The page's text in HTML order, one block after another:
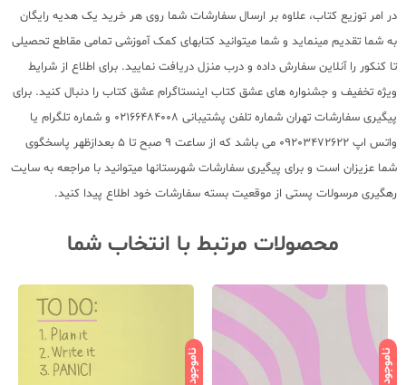
در امر توزیع کتاب، علاوه بر ارسال سفارشات شما روی هر خرید یک هدیه رایگان
به شما تقدیم مینماید و شما میتوانید کتابهای کمک آموزشی تمامی مقاطع تحصیلی
تا کنکور را آنلاین سفارش داده و درب منزل دریافت نمایید. برای اطلاع از شرایط
ویژه تخفیف و جشنواره های عشق کتاب اینستاگرام عشق کتاب را دنبال کنید. برای
پیگیری سفارشات تهران شماره تلفن پشتیبانی 02166484008 و شماره تلگرام یا
واتس اپ 09203472622 می باشد که از ساعت 9 صبح تا 5 بعدازظهر پاسخگوی
شما عزیزان است و برای پیگیری سفارشات شهرستانها میتوانید با مراجعه به سایت
رهگیری مرسولات پستی از موقعیت بسته سفارشات خود اطلاع پیدا کنید.
محصولات مرتبط با انتخاب شما
ناموجود ناموجود